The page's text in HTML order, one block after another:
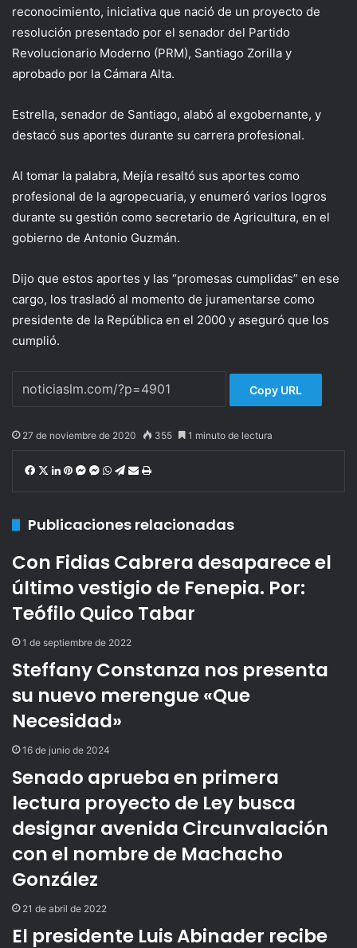
reconocimiento, iniciativa que nació de un proyecto de
resolución presentado por el senador del Partido
Revolucionario Moderno (PRM), Santiago Zorilla y
aprobado por la Cámara Alta.
Estrella, senador de Santiago, alabó al exgobernante, y
destacó sus aportes durante su carrera profesional.
Al tomar la palabra, Mejía resaltó sus aportes como
profesional de la agropecuaria, y enumeró varios logros
durante su gestión como secretario de Agricultura, en el
gobierno de Antonio Guzmán.
Dijo que estos aportes y las “promesas cumplidas” en ese
cargo, los trasladó al momento de juramentarse como
presidente de la República en el 2000 y aseguró que los
cumplió.
Copy URL
27 de noviembre de 2020 355 1 minuto de lectura
Facebook
X LinkedIn
Pinterest
Messenger
Messenger
WhatsApp
Telegram
Compartir
electrónico
Imprimir
Publicaciones relacionadas
Con Fidias Cabrera desaparece el
último vestigio de Fenepia. Por:
Teófilo Quico Tabar
1 de septiembre de 2022
Steffany Constanza nos presenta
su nuevo merengue «Que
Necesidad»
16 de junio de 2024
Senado aprueba en primera
lectura proyecto de Ley busca
designar avenida Circunvalación
con el nombre de Machacho
González
21 de abril de 2022
El presidente Luis Abinader recibe